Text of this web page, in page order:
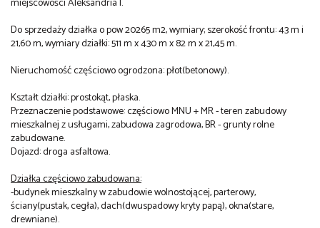
Do sprzedaży działka o pow 20265 m2, wymiary; szerokość frontu: 43 m i
21,60 m, wymiary działki: 511 m x 430 m x 82 m x 21,45 m.
Nieruchomość częściowo ogrodzona: płot(betonowy).
Kształt działki: prostokąt, płaska.
Przeznaczenie podstawowe: częściowo MNU + MR - teren zabudowy
mieszkalnej z usługami, zabudowa zagrodowa, BR - grunty rolne
zabudowane.
Dojazd: droga asfaltowa.
Działka częściowo zabudowana:
-budynek mieszkalny w zabudowie wolnostojącej, parterowy,
ściany(pustak, cegła), dach(dwuspadowy kryty papą), okna(stare,
drewniane).